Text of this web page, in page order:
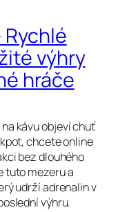
Rychlé
výhry
hráče
kávu objeví chuť
chcete online
bez dlouhého
tuto mezeru a
udrží adrenalin v
výhru.